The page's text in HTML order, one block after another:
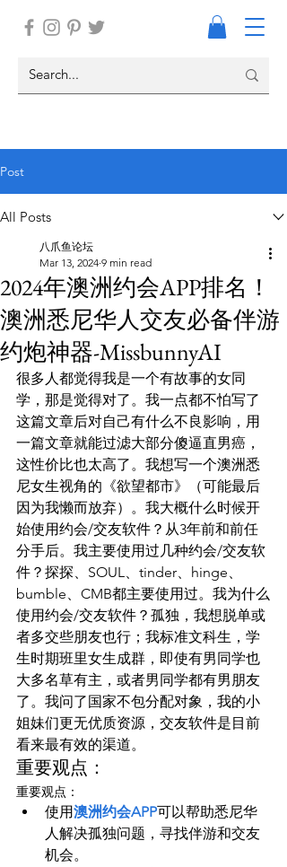
Post
All Posts
2024年澳洲约会APP排名！
澳洲悉尼华人交友必备伴游
约炮神器-MissbunnyAI
八爪鱼论坛
Mar 13, 2024 9 min read
很多人都觉得我是一个有故事的女同
学，那是觉得对了。我一点都不怕写了
这篇文章后对自己有什么不良影响，用
一篇文章就能过滤大部分傻逼直男癌，
这性价比也太高了。我想写一个澳洲悉
尼女生视角的《欲望都市》（可能最后
因为我懒而放弃）。我大概什么时候开
始使用约会/交友软件？从3年前和前任
分手后。我主要使用过几种约会/交友软
件？探探、SOUL、tinder、hinge、
bumble、CMB都主要使用过。我为什么
使用约会/交友软件？孤独，我想脱单或
者多交些朋友也行；我标准文科生，学
生时期班里女生成群，即使有男同学也
大多名草有主，或者男同学都有男朋友
了。我问了国家不包分配对象，我的小
姐妹们更无优质资源，交友软件是目前
看来最有效的渠道。
重要观点：
重要观点：
使用澳洲约会APP可以帮助悉尼华
人解决孤独问题，寻找伴游和交友
机会。